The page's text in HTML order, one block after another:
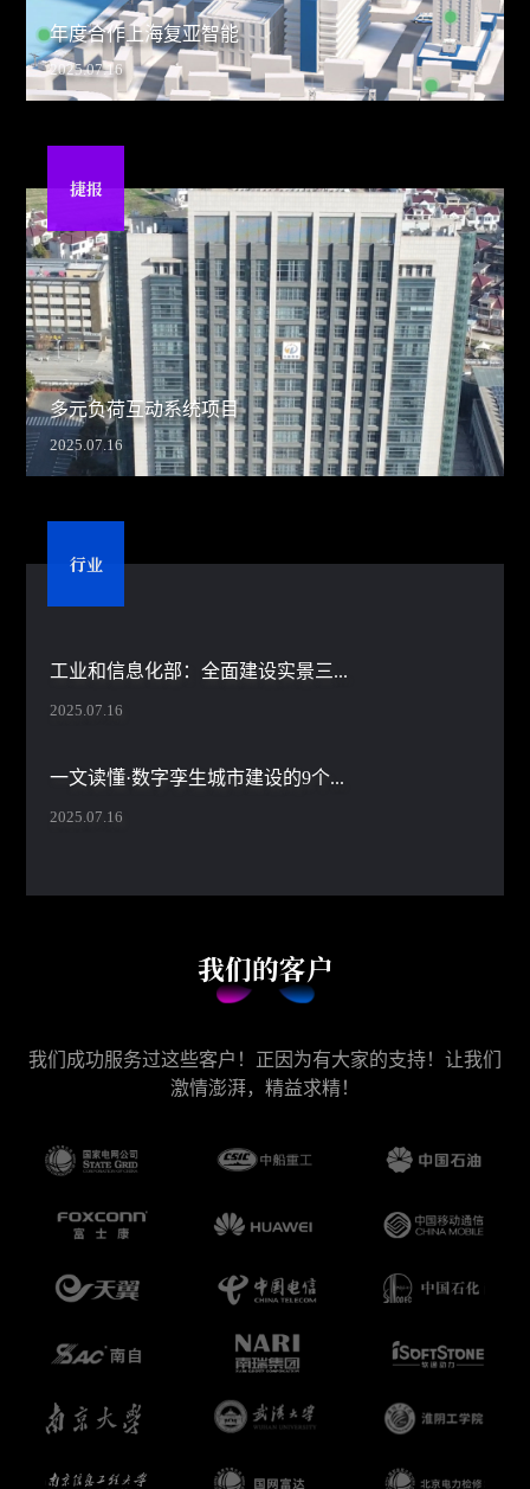
年度合作上海复亚智能
2025.07.16
捷报
多元负荷互动系统项目
2025.07.16
工业和信息化部：全面建设实景三...
2025.07.16
一文读懂·数字孪生城市建设的9个...
2025.07.16
行业
我们的客户
我们成功服务过这些客户！正因为有大家的支持！让我们
激情澎湃，精益求精！